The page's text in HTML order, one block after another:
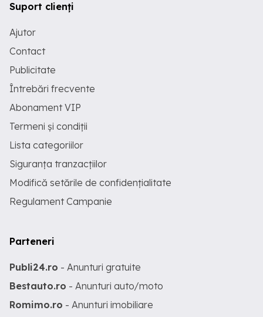
Suport clienți
Ajutor
Contact
Publicitate
Întrebări frecvente
Abonament VIP
Termeni și condiții
Lista categoriilor
Siguranța tranzacțiilor
Modifică setările de confidențialitate
Regulament Campanie
Parteneri
Publi24.ro - Anunturi gratuite
Bestauto.ro - Anunturi auto/moto
Romimo.ro - Anunturi imobiliare